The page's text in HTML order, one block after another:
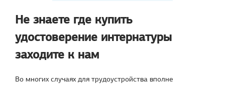
Не знаете где купить
удостоверение интернатуры
заходите к нам
Во многих случаях для трудоустройства вполне